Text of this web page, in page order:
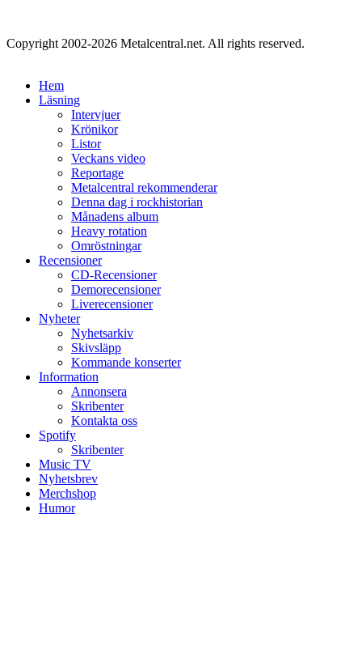
Copyright 2002-2026 Metalcentral.net. All rights reserved.
Hem
Läsning
Intervjuer
Krönikor
Listor
Veckans video
Reportage
Metalcentral rekommenderar
Denna dag i rockhistorian
Månadens album
Heavy rotation
Omröstningar
Recensioner
CD-Recensioner
Demorecensioner
Liverecensioner
Nyheter
Nyhetsarkiv
Skivsläpp
Kommande konserter
Information
Annonsera
Skribenter
Kontakta oss
Spotify
Skribenter
Music TV
Nyhetsbrev
Merchshop
Humor